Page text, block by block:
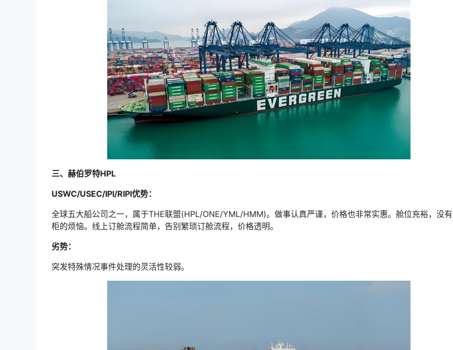
三、赫伯罗特HPL
USWC/USEC/IPI/RIPI优势：
全球五大船公司之一，属于THE联盟(HPL/ONE/YML/HMM)。做事认真严谨，价格也非常实惠。舱位充裕，没
柜的烦恼。线上订舱流程简单，告别繁琐订舱流程，价格透明。
劣势：
突发特殊情况事件处理的灵活性较弱。